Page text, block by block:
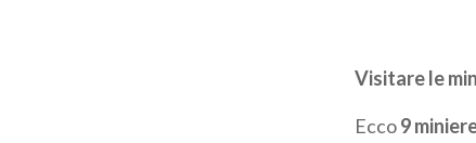
Visitare le
Ecco9